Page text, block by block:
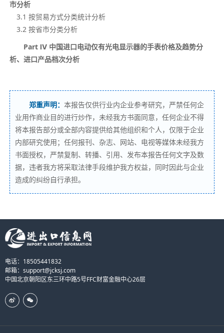
市分析
3.1 按贸易方式分类统计分析
3.2 按省市分类分析
Part Ⅳ 中国进口电动仅有光电显示器的手表价格及趋势分
析、进口产品档次分析
郑重声明： 本报告仅供行业内企业参考研究，严禁任何企
业用作商业目的进行炒作，未经我方书面同意，任何企业不得
将本报告部分或全部内容提供给其他组织和个人，仅限于企业
内部研究使用；任何报刊、杂志、网站、电视等媒体未经我方
书面授权，严禁复制、转播、引用、发布本报告任何文字及数
据，违者我方将采取法律手段维护我方权益，同时因此与企业
造成的纠纷自行承担。
电话：18505441832
邮箱：support@jcksj.com
中国北京朝阳区东三环中路5号FFC财富金融中心26层